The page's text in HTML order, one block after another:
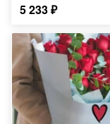
5 233₽